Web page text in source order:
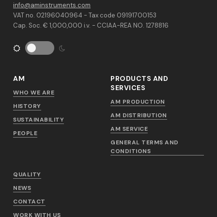
info@aminstruments.com
VAT no. 02196040964 - Tax code 09191700153
Cap. Soc. € 1,000,000 i.v. - CCIAA-REA NO. 1278816
AM
WHO WE ARE
HISTORY
SUSTAINABILITY
PEOPLE
PRODUCTS AND
SERVICES
AM PRODUCTION
AM DISTRIBUTION
AM SERVICE
GENERAL TERMS AND
CONDITIONS
QUALITY
NEWS
CONTACT
WORK WITH US